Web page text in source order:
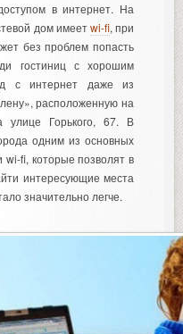
в интернет. На
дом имеетwi-fi, при
без проблем попасть
гостиниц с хорошим
с интернет даже из
расположенную на
Горького, 67. В
одним из основных
fi, которые позволят в
интересующие места
значительно легче.